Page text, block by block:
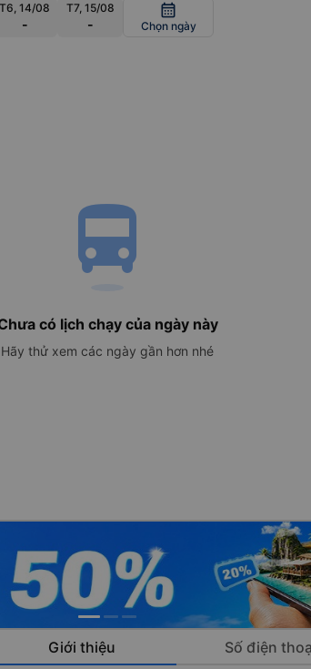
T6, 14/08
-
T7, 15/08
-
calendar_month
Chọn ngày
directions_bus
có lịch chạy của ngày này
Hãy thử xem các ngày gần hơn nhé
Giới thiệu Số điện